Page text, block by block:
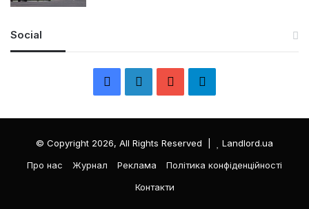
Social
c
e
n
k
e
T
л
е
© Copyright 2026, All Rights Reserved |
Landlord.ua
Про нас
Журнал Реклама
Політика конфіденційності
Контакти